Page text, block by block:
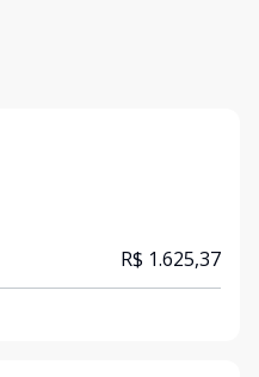
R$ 1.625,37